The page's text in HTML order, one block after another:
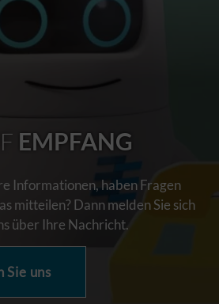
EMPFANG
Informationen, haben Fragen
mitteilen? Dann melden Sie sich
über Ihre Nachricht.
Sie uns